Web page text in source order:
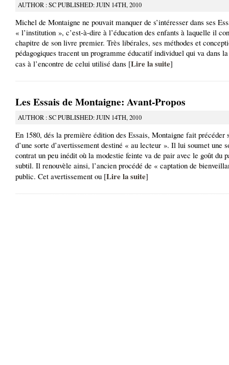
AUTHOR : SC PUBLISHED: JUIN 14TH, 2010
Michel de Montaigne ne pouvait manquer de s’intéresser dans ses
« l’institution », c’est-à-dire à l’éducation des enfants à laquelle il
chapitre de son livre premier. Très libérales, ses méthodes et
pédagogiques tracent un programme éducatif individuel qui va dans
cas à l’encontre de celui utilisé dans [Lire la suite]
Les Essais de Montaigne: Avant-Propos
AUTHOR : SC PUBLISHED: JUIN 14TH, 2010
En 1580, dés la première édition des Essais, Montaigne fait précéder
d’une sorte d’avertissement destiné « au lecteur ». Il lui soumet une
contrat un peu inédit où la modestie feinte va de pair avec le goût du
subtil. Il renouvèle ainsi, l’ancien procédé de « captation de
public. Cet avertissement ou [Lire la suite]